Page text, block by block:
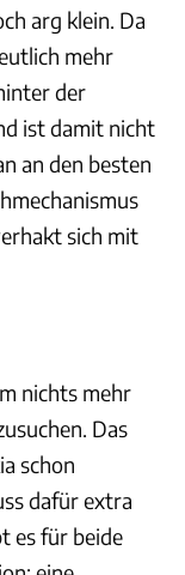
arg klein. Da
mehr
der
ist damit nicht
an den besten
sich mit
nichts mehr
Das
schon
dafür extra
es für beide